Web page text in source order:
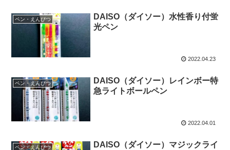
ペン・えんぴつ
DAISO（ダイソー）水性香り付蛍
光ペン
2022.04.23
ペン・えんぴつ
DAISO（ダイソー）レインボー特
急ライトボールペン
2022.04.01
ペン・えんぴつ
DAISO（ダイソー）マジックライ